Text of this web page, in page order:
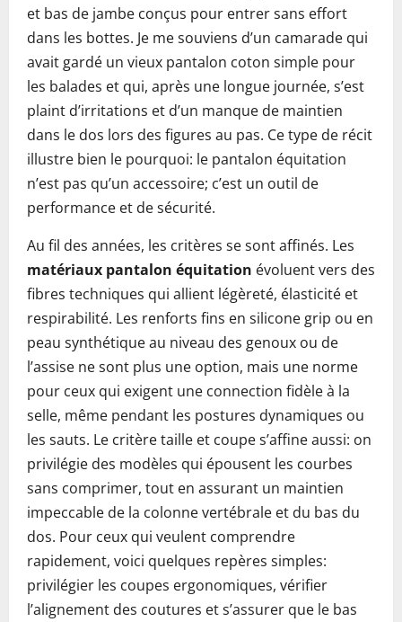
et bas de jambe conçus pour entrer sans effort
dans les bottes. Je me souviens d’un camarade qui
avait gardé un vieux pantalon coton simple pour
les balades et qui, après une longue journée, s’est
plaint d’irritations et d’un manque de maintien
dans le dos lors des figures au pas. Ce type de récit
illustre bien le pourquoi: le pantalon équitation
n’est pas qu’un accessoire; c’est un outil de
performance et de sécurité.
Au fil des années, les critères se sont affinés. Les
matériaux pantalon équitation évoluent vers des
fibres techniques qui allient légèreté, élasticité et
respirabilité. Les renforts fins en silicone grip ou en
peau synthétique au niveau des genoux ou de
l’assise ne sont plus une option, mais une norme
pour ceux qui exigent une connection fidèle à la
selle, même pendant les postures dynamiques ou
les sauts. Le critère taille et coupe s’affine aussi: on
privilégie des modèles qui épousent les courbes
sans comprimer, tout en assurant un maintien
impeccable de la colonne vertébrale et du bas du
dos. Pour ceux qui veulent comprendre
rapidement, voici quelques repères simples:
privilégier les coupes ergonomiques, vérifier
l’alignement des coutures et s’assurer que le bas